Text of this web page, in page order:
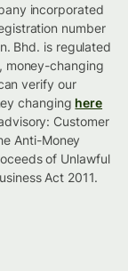
incorporated
number
Bhd. is regulated
money-changing
verify our
changing here
Customer
Anti-Money
of Unlawful
Act 2011.